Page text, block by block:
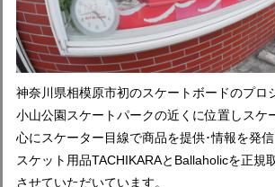
神奈川県相模原市初のスケートボードのプロ
小山公園スケートパークの近くに位置しスケ
心にスケーター目線で商品を提供･情報を発
スケット用品TACHIKARAとBallaholicを正規
させていただいています。